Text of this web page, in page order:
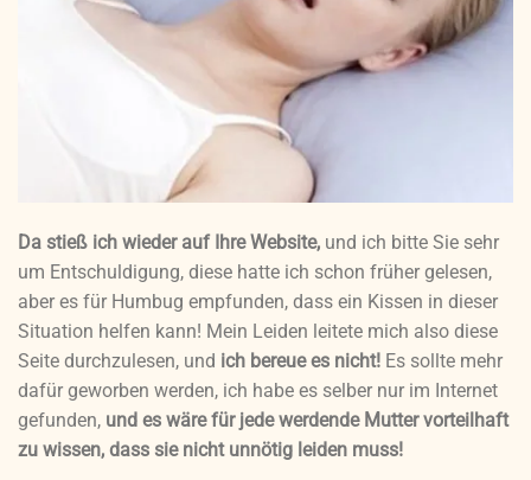
Da stieß ich wieder auf Ihre Website, und ich bitte Sie sehr
um Entschuldigung, diese hatte ich schon früher gelesen,
aber es für Humbug empfunden, dass ein Kissen in dieser
Situation helfen kann! Mein Leiden leitete mich also diese
Seite durchzulesen, und ich bereue es nicht! Es sollte mehr
dafür geworben werden, ich habe es selber nur im Internet
gefunden, und es wäre für jede werdende Mutter vorteilhaft
zu wissen, dass sie nicht unnötig leiden muss!